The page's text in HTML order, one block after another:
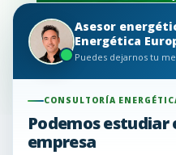
en tu
Asesor
Energética
Puedes dejarnos tu
CONSULTORÍA
Podemos estudiar
empresa